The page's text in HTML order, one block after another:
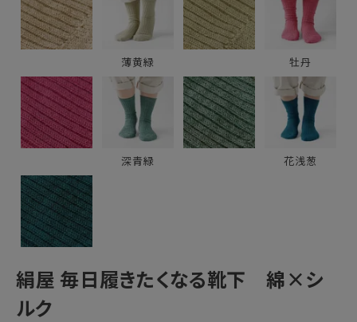
薄黄緑 牡丹
深青緑 花浅葱
絹屋 毎日履きたくなる靴下 綿×シ
ルク